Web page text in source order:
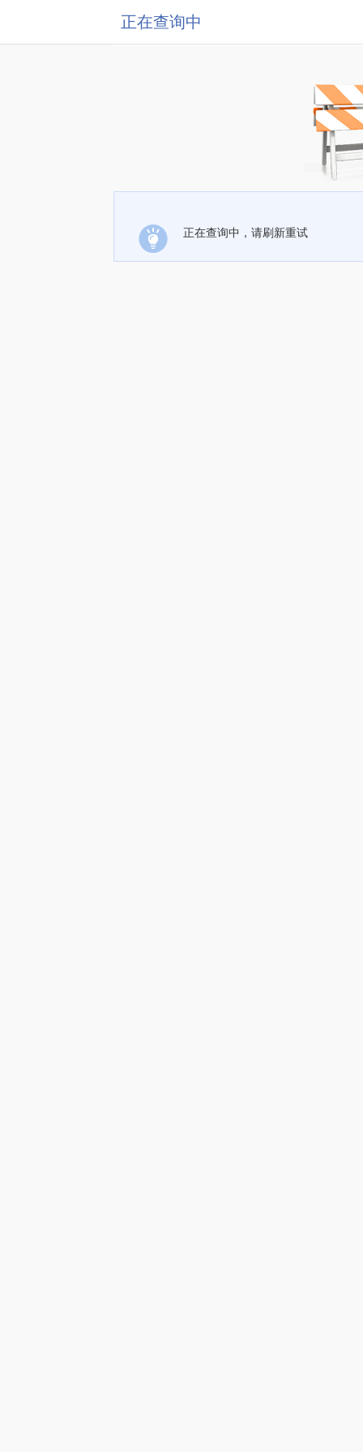
正在查询中
正在查询中，请刷新重试